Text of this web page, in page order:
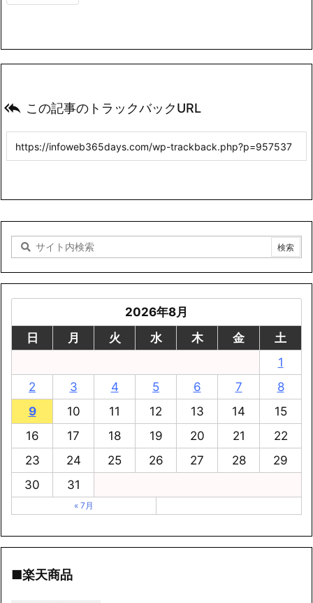
 この記事のトラックバックURL
2026年8月
日
月 火 水 木 金
土
1
2
3 4 5 6 7
8
9
10 11 12 13 14
15
16
17 18 19 20 21
22
23
24 25 26 27 28
29
30
31
« 7月
■楽天商品